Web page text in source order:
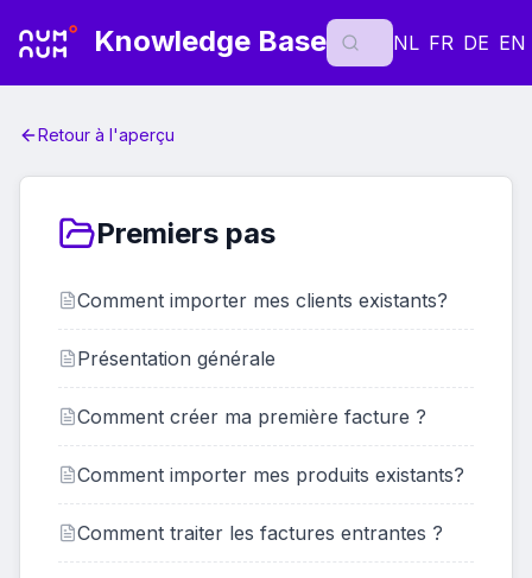
Knowledge Base NL FR DE EN
Retour à l'aperçu
Premiers pas
Comment importer mes clients existants?
Présentation générale
Comment créer ma première facture ?
Comment importer mes produits existants?
Comment traiter les factures entrantes ?